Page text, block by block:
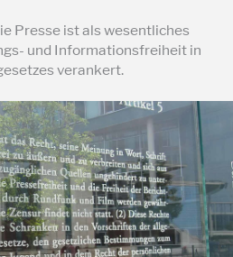
Presse ist als wesentliches
und Informationsfreiheit in
verankert.